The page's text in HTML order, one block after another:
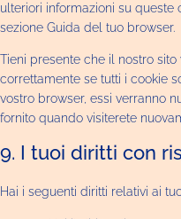
ulteriori informazioni su queste
sezione Guida del tuo browser.
Tieni presente che il nostro
correttamente se tutti i cookie
vostro browser, essi verranno
fornito quando visiterete
9. I tuoi diritti con
Hai i seguenti diritti relativi ai